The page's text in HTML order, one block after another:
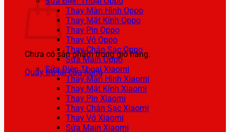
Chưa có sản phẩm trong giỏ hàng.
Quay trở lại cửa hàng
Thay Màn Hình Oppo
Thay Mặt Kính Oppo
Thay Pin Oppo
Thay Vỏ Oppo
Thay Chân Sạc Oppo
Sửa Main Oppo
Sửa Điện Thoại Xiaomi
Thay Màn Hình Xiaomi
Thay Mặt Kính Xiaomi
Thay Pin Xiaomi
Thay Chân Sạc Xiaomi
Thay Vỏ Xiaomi
Sửa Main Xiaomi